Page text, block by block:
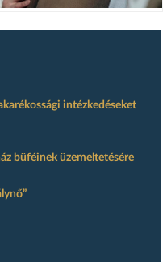
intézkedéseket
büféinek üzemeltetésére